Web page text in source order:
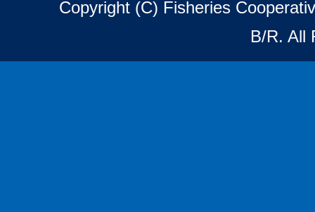
Copyright (C) Fisheries
B/R. All